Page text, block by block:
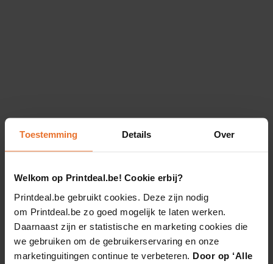
Toestemming Details Over
Welkom op Printdeal.be! Cookie erbij?
Printdeal.be gebruikt cookies. Deze zijn nodig
om Printdeal.be zo goed mogelijk te laten werken.
Daarnaast zijn er statistische en marketing cookies die
we gebruiken om de gebruikerservaring en onze
marketinguitingen continue te verbeteren. Door op ‘Alle